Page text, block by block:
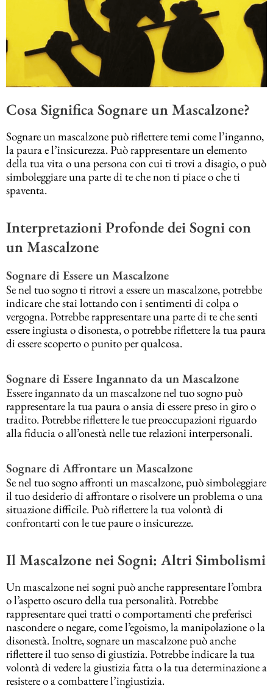
Cosa Significa Sognare un Mascalzone?
Sognare un mascalzone può riflettere temi come l’inganno,
la paura e l’insicurezza. Può rappresentare un elemento
della tua vita o una persona con cui ti trovi a disagio, o può
simboleggiare una parte di te che non ti piace o che ti
spaventa.
Interpretazioni Profonde dei Sogni con
un Mascalzone
Sognare di Essere un Mascalzone
Se nel tuo sogno ti ritrovi a essere un mascalzone, potrebbe
indicare che stai lottando con i sentimenti di colpa o
vergogna. Potrebbe rappresentare una parte di te che senti
essere ingiusta o disonesta, o potrebbe riflettere la tua paura
di essere scoperto o punito per qualcosa.
Sognare di Essere Ingannato da un Mascalzone
Essere ingannato da un mascalzone nel tuo sogno può
rappresentare la tua paura o ansia di essere preso in giro o
tradito. Potrebbe riflettere le tue preoccupazioni riguardo
alla fiducia o all’onestà nelle tue relazioni interpersonali.
Sognare di Affrontare un Mascalzone
Se nel tuo sogno affronti un mascalzone, può simboleggiare
il tuo desiderio di affrontare o risolvere un problema o una
situazione difficile. Può riflettere la tua volontà di
confrontarti con le tue paure o insicurezze.
Il Mascalzone nei Sogni: Altri Simbolismi
Un mascalzone nei sogni può anche rappresentare l’ombra
o l’aspetto oscuro della tua personalità. Potrebbe
rappresentare quei tratti o comportamenti che preferisci
nascondere o negare, come l’egoismo, la manipolazione o la
disonestà. Inoltre, sognare un mascalzone può anche
riflettere il tuo senso di giustizia. Potrebbe indicare la tua
volontà di vedere la giustizia fatta o la tua determinazione a
resistere o a combattere l’ingiustizia.